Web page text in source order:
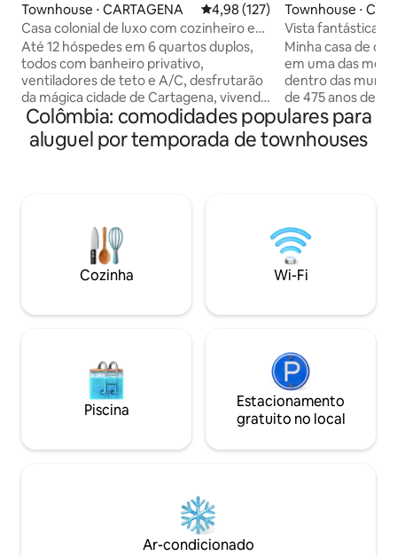
Townhouse ⋅ CARTAGENA 4,98 de uma avaliação média de
4,98 (127)
Casa colonial de luxo com cozinheiro e
equipe.
Até 12 hóspedes em 6 quartos duplos,
todos com banheiro privativo,
ventiladores de teto e A/C, desfrutarão
da mágica cidade de Cartagena, vivendo
em uma casa colonial de 300 anos
restaurada para comodidades de alto
nível. Nossa equipe de três pessoas
da cidade murada, em um bairro
relaxante, mas a poucos passos da vida
diurna e noturna borbulhante de
Cartagena. Aproveite a vida na cidade e
Townhouse ⋅
Vista fantástica
colonial
Minha casa de
em uma das
dentro das
de 475 anos de
terraço privativo
uma vista
o mar e um pôr
caminhada das
turísticas,
Velha. Excelente
negócios e
Colômbia: comodidades populares para
aluguel por temporada de townhouses
Cozinha Wi-Fi
Piscina
Estacionamento
gratuito no local
Ar-condicionado